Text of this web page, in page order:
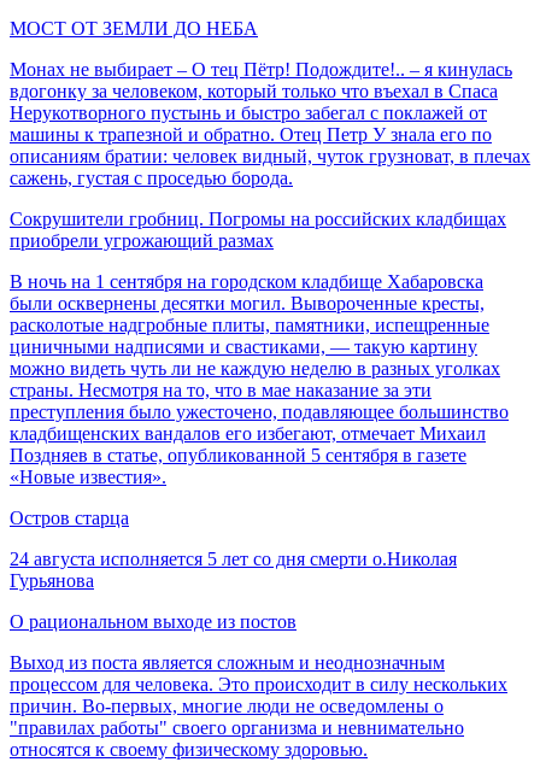
МОСТ ОТ ЗЕМЛИ ДО НЕБА
Монах не выбирает – О тец Пётр! Подождите!.. – я кинулась
вдогонку за человеком, который только что въехал в Спаса
Нерукотворного пустынь и быстро забегал с поклажей от
машины к трапезной и обратно. Отец Петр У знала его по
описаниям братии: человек видный, чуток грузноват, в плечах
сажень, густая с проседью борода.
Сокрушители гробниц. Погромы на российских кладбищах
приобрели угрожающий размах
В ночь на 1 сентября на городском кладбище Хабаровска
были осквернены десятки могил. Вывороченные кресты,
расколотые надгробные плиты, памятники, испещренные
циничными надписями и свастиками, — такую картину
можно видеть чуть ли не каждую неделю в разных уголках
страны. Несмотря на то, что в мае наказание за эти
преступления было ужесточено, подавляющее большинство
кладбищенских вандалов его избегают, отмечает Михаил
Поздняев в статье, опубликованной 5 сентября в газете
«Новые известия».
Остров старца
24 августа исполняется 5 лет со дня смерти о.Николая
Гурьянова
О рациональном выходе из постов
Выход из поста является сложным и неоднозначным
процессом для человека. Это происходит в силу нескольких
причин. Во-первых, многие люди не осведомлены о
"правилах работы" своего организма и невнимательно
относятся к своему физическому здоровью.